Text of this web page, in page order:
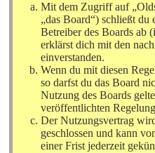
Mit dem Zugriff auf
„das Board“) schließt
Betreiber des Boards ab
erklärst dich mit den
einverstanden.
Wenn du mit diesen
so darfst du das Board
Nutzung des Boards
veröffentlichten
Der Nutzungsvertrag
geschlossen und kann
einer Frist jederzeit